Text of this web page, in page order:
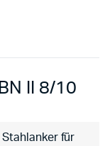
II 8/10
Stahlanker für